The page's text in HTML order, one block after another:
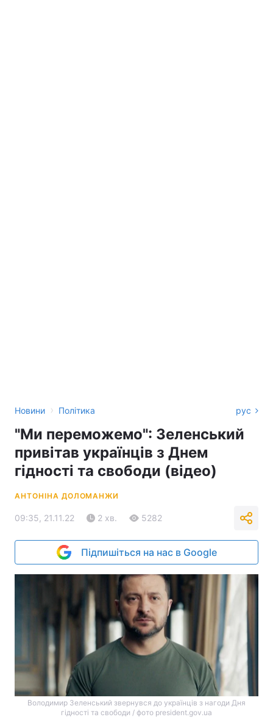
Новини › Політика рус
"Ми переможемо": Зеленський
привітав українців з Днем
гідності та свободи (відео)
АНТОНІНА ДОЛОМАНЖИ
09:35, 21.11.22 2 хв. 5282
Підпишіться на нас в Google
Володимир Зеленський звернувся до українців з нагоди Дня
гідності та свободи / фото president.gov.ua